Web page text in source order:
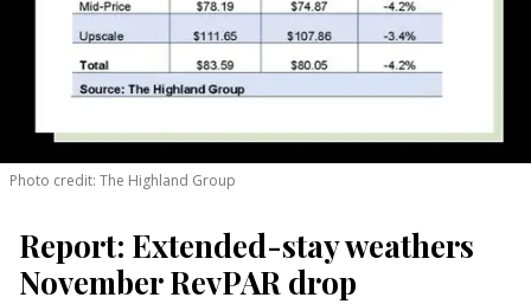
Photo credit: The Highland Group
Report: Extended-stay weathers
November RevPAR drop